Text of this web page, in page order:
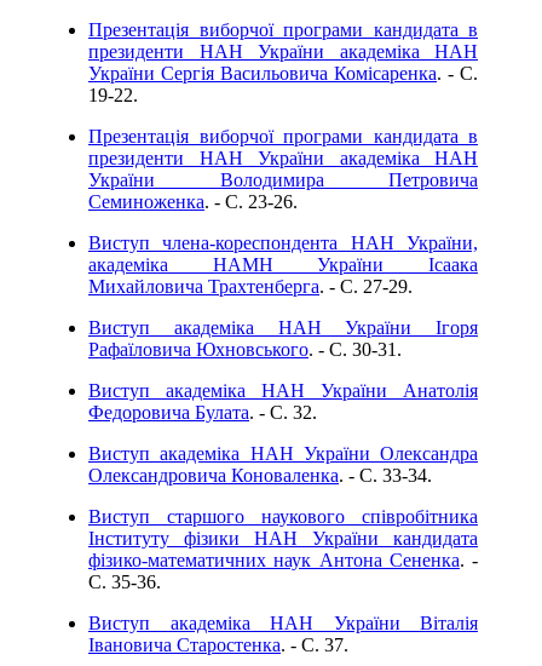
Презентація виборчої програми кандидата в
президенти НАН України академіка НАН
України Сергія Васильовича Комісаренка. - C.
19-22.
Презентація виборчої програми кандидата в
президенти НАН України академіка НАН
України Володимира Петровича
Семиноженка. - C. 23-26.
Виступ члена-кореспондента НАН України,
академіка НАМН України Ісаака
Михайловича Трахтенберга. - C. 27-29.
Виступ академіка НАН України Ігоря
Рафаїловича Юхновського. - C. 30-31.
Виступ академіка НАН України Анатолія
Федоровича Булата. - C. 32.
Виступ академіка НАН України Олександра
Олександровича Коноваленка. - C. 33-34.
Виступ старшого наукового співробітника
Інституту фізики НАН України кандидата
фізико-математичних наук Антона Сененка. -
C. 35-36.
Виступ академіка НАН України Віталія
Івановича Старостенка. - C. 37.